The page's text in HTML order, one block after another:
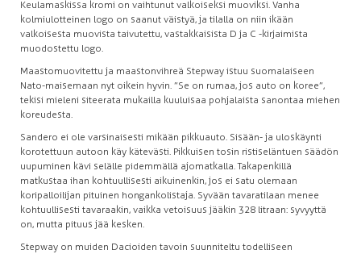
Keulamaskissa kromi on vaihtunut valkoiseksi muoviksi. Vanha
kolmiulotteinen logo on saanut väistyä, ja tilalla on niin ikään
valkoisesta muovista taivutettu, vastakkaisista D ja C -kirjaimista
muodostettu logo.
Maastomuovitettu ja maastonvihreä Stepway istuu suomalaiseen
Nato-maisemaan nyt oikein hyvin. ”Se on rumaa, jos auto on koree”,
tekisi mieleni siteerata mukailla kuuluisaa pohjalaista sanontaa miehen
koreudesta.
Sandero ei ole varsinaisesti mikään pikkuauto. Sisään- ja uloskäynti
korotettuun autoon käy kätevästi. Pikkuisen tosin ristiseläntuen säädön
uupuminen kävi selälle pidemmällä ajomatkalla. Takapenkillä
matkustaa ihan kohtuullisesti aikuinenkin, jos ei satu olemaan
koripalloilijan pituinen hongankolistaja. Syvään tavaratilaan menee
kohtuullisesti tavaraakin, vaikka vetoisuus jääkin 328 litraan: syvyyttä
on, mutta pituus jää kesken.
Stepway on muiden Dacioiden tavoin suunniteltu todelliseen